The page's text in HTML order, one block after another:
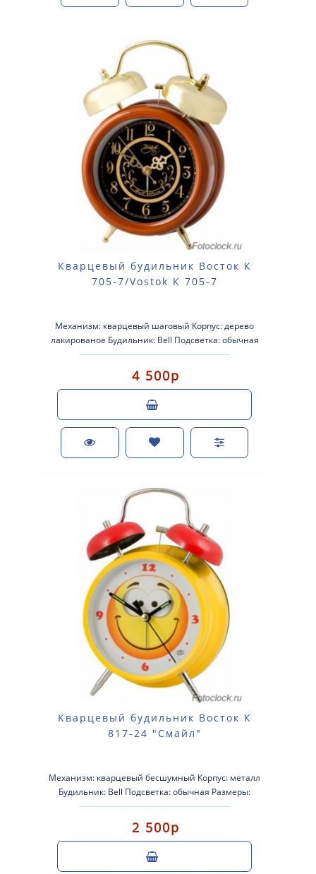
Кварцевый будильник Восток К
705-7/Vostok К 705-7
Механизм: кварцевый шаговый Корпус: дерево
лакированое Будильник: Bell Подсветка: обычная
Размеры: 135-190-60мм Пит..
4 500р
Кварцевый будильник Восток К
817-24 "Смайл"
Механизм: кварцевый бесшумный Корпус: металл
Будильник: Bell Подсветка: обычная Размеры:
100х100х60 Пита..
2 500р